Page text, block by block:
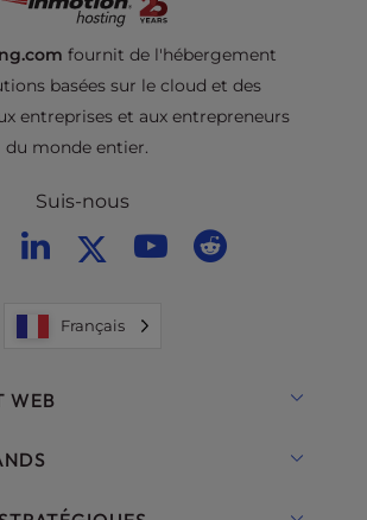
fournit de l'hébergement
basées sur le cloud et des
entreprises et aux entrepreneurs
du monde entier.
Suis-nous
Français
WEB